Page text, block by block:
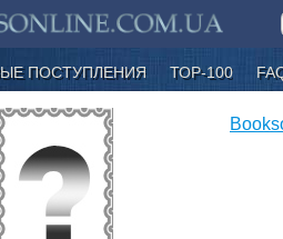
ПОСТУПЛЕНИЯ ТОР-100